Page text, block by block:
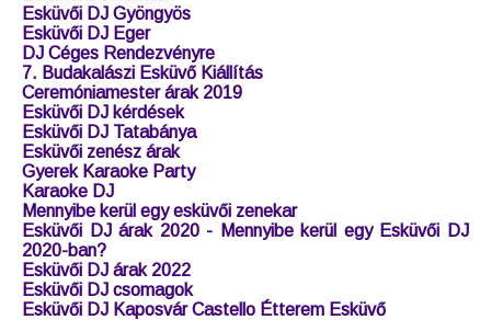
DJ fellépési díj
Esküvői DJ árak
Esküvői DJ árak 2019
Esküvői DJ Balaton
Esküvői DJ Nyíregyháza
Esküvői DJ Szombathely
Esküvői DJ Kaposvár
Esküvői DJ Tapolca
Esküvői DJ Miskolc
Esküvői DJ Gyöngyös
Esküvői DJ Eger
DJ Céges Rendezvényre
7. Budakalászi Esküvő Kiállítás
Ceremóniamester árak 2019
Esküvői DJ kérdések
Esküvői DJ Tatabánya